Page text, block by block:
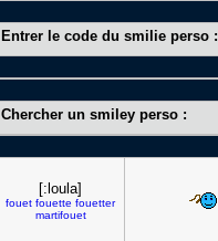
Entrer le code du smilie perso :
Chercher un smiley perso :
[:loula]
fouet fouette fouetter
martifouet